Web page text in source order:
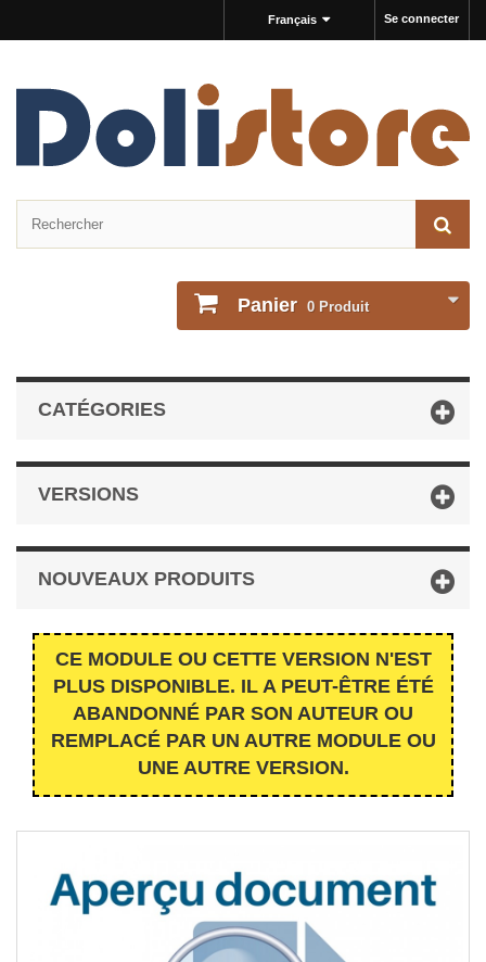
Se connecter
Français
Panier 0 Produit
CATÉGORIES
VERSIONS
NOUVEAUX PRODUITS
CE MODULE OU CETTE VERSION N'EST
PLUS DISPONIBLE. IL A PEUT-ÊTRE ÉTÉ
ABANDONNÉ PAR SON AUTEUR OU
REMPLACÉ PAR UN AUTRE MODULE OU
UNE AUTRE VERSION.